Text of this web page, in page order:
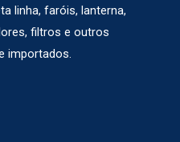
linha, faróis, lanterna,
filtros e outros
importados.